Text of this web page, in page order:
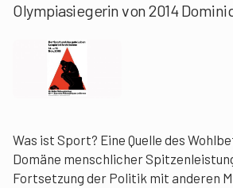
Olympiasiegerin von 2014
Was ist Sport? Eine Quelle des
Domäne menschlicher
Fortsetzung der Politik mit anderen